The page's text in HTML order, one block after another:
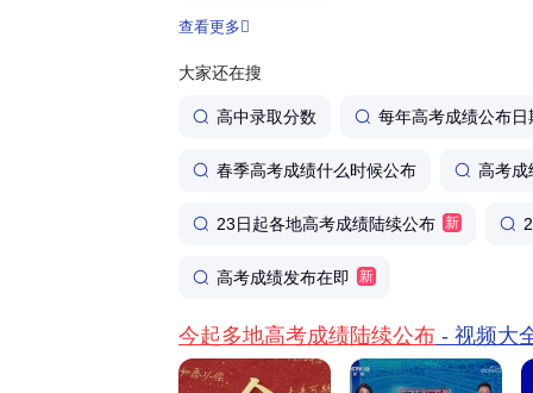
查看更多
大家还在搜
高中录取分数 每年高考成绩公布日
春季高考成绩什么时候公布 高考成
23日起各地高考成绩陆续公布 新
高考成绩发布在即 新
今起多地高考成绩陆续公布 - 视频大